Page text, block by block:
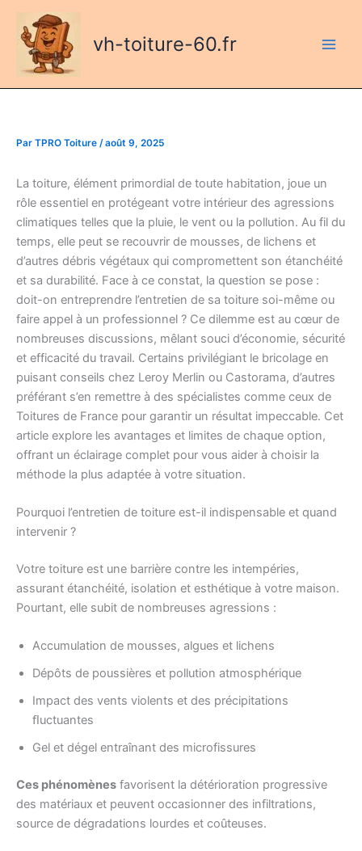
contenu
vh-toiture-60.fr
Par TPRO Toiture /août 9, 2025
La toiture, élément primordial de toute habitation, joue un
rôle essentiel en protégeant votre intérieur des agressions
climatiques telles que la pluie, le vent ou la pollution. Au fil du
temps, elle peut se recouvrir de mousses, de lichens et
d’autres débris végétaux qui compromettent son étanchéité
et sa durabilité. Face à ce constat, la question se pose :
doit-on entreprendre l’entretien de sa toiture soi-même ou
faire appel à un professionnel ? Ce dilemme est au cœur de
nombreuses discussions, mêlant souci d’économie, sécurité
et efficacité du travail. Certains privilégiant le bricolage en
puisant conseils chez Leroy Merlin ou Castorama, d’autres
préférant s’en remettre à des spécialistes comme ceux de
Toitures de France pour garantir un résultat impeccable. Cet
article explore les avantages et limites de chaque option,
offrant un éclairage complet pour vous aider à choisir la
méthode la plus adaptée à votre situation.
Pourquoi l’entretien de toiture est-il indispensable et quand
intervenir ?
Votre toiture est une barrière contre les intempéries,
assurant étanchéité, isolation et esthétique à votre maison.
Pourtant, elle subit de nombreuses agressions :
Accumulation de mousses, algues et lichens
Dépôts de poussières et pollution atmosphérique
Impact des vents violents et des précipitations
ﬂuctuantes
Gel et dégel entraînant des microfissures
Ces phénomènes favorisent la détérioration progressive
des matériaux et peuvent occasionner des infiltrations,
source de dégradations lourdes et coûteuses.